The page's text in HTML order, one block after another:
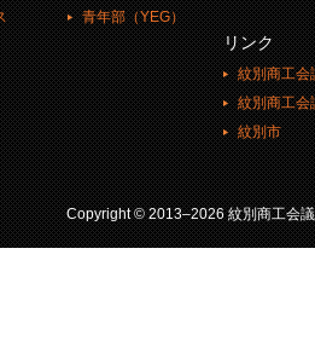
青年部（YEG）
リンク
紋別商工
紋別商工
紋別市
Copyright © 2013–2026 紋別商工会